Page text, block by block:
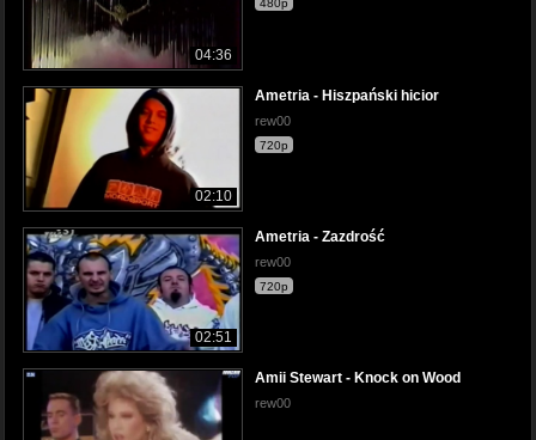
04:36
480p
02:10
Ametria - Hiszpański hicior
rew00
720p
02:51
Ametria - Zazdrość
rew00
720p
Amii Stewart - Knock on Wood
rew00